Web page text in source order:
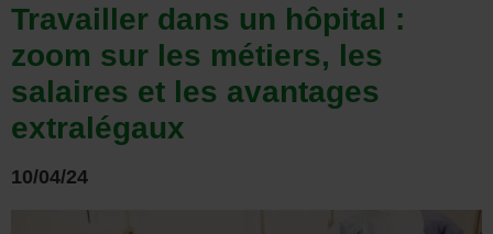
Travailler dans un hôpital :
zoom sur les métiers, les
salaires et les avantages
extralégaux
10/04/24